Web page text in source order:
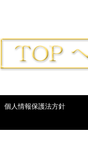
個人情報保護法方針